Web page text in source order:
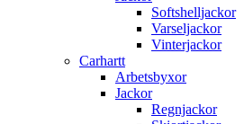
Softshelljackor
Varseljackor
Vinterjackor
Carhartt
Arbetsbyxor
Jackor
Regnjackor